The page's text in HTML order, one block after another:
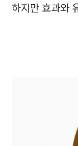
하지만 효과와